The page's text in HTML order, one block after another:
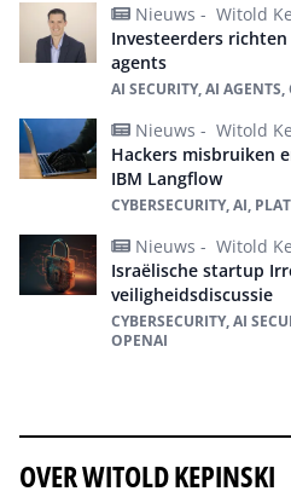
Nieuws - Witold
Investeerders
agents
AI SECURITY, AI AGENTS,
Nieuws - Witold
Hackers misbruiken
IBM Langflow
CYBERSECURITY, AI,
Nieuws - Witold
Israëlische startup
veiligheidsdiscussie
CYBERSECURITY, AI
OPENAI
OVER WITOLD KEPINSKI